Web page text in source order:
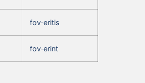
fov‑eritis
fov‑erint